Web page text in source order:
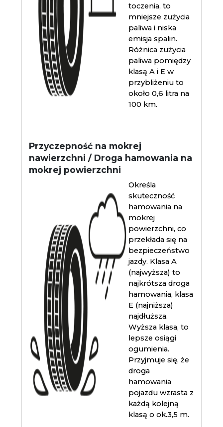
toczenia, to
mniejsze zużycia
paliwa i niska
emisja spalin.
Różnica zużycia
paliwa pomiędzy
klasą A i E w
przybliżeniu to
około 0,6 litra na
100 km.
Przyczepność na mokrej
nawierzchni / Droga hamowania na
mokrej powierzchni
Określa
skuteczność
hamowania na
mokrej
powierzchni, co
przekłada się na
bezpieczeństwo
jazdy. Klasa A
(najwyższa) to
najkrótsza droga
hamowania, klasa
E (najniższa)
najdłuższa.
Wyższa klasa, to
lepsze osiągi
ogumienia.
Przyjmuje się, że
droga
hamowania
pojazdu wzrasta z
każdą kolejną
klasą o ok.3,5 m.